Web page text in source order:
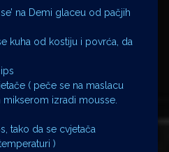
na Demi glaceu od pačjih
kuha od kostiju i povrća, da
( peče se na maslacu
mikserom izradi mousse.
tako da se cvjetača
)